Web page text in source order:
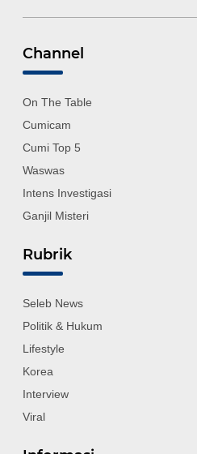
Channel
On The Table
Cumicam
Cumi Top 5
Waswas
Intens Investigasi
Ganjil Misteri
Rubrik
Seleb News
Politik & Hukum
Lifestyle
Korea
Interview
Viral